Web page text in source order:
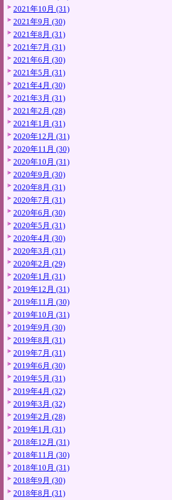
2021年10月 (31)
2021年9月 (30)
2021年8月 (31)
2021年7月 (31)
2021年6月 (30)
2021年5月 (31)
2021年4月 (30)
2021年3月 (31)
2021年2月 (28)
2021年1月 (31)
2020年12月 (31)
2020年11月 (30)
2020年10月 (31)
2020年9月 (30)
2020年8月 (31)
2020年7月 (31)
2020年6月 (30)
2020年5月 (31)
2020年4月 (30)
2020年3月 (31)
2020年2月 (29)
2020年1月 (31)
2019年12月 (31)
2019年11月 (30)
2019年10月 (31)
2019年9月 (30)
2019年8月 (31)
2019年7月 (31)
2019年6月 (30)
2019年5月 (31)
2019年4月 (32)
2019年3月 (32)
2019年2月 (28)
2019年1月 (31)
2018年12月 (31)
2018年11月 (30)
2018年10月 (31)
2018年9月 (30)
2018年8月 (31)